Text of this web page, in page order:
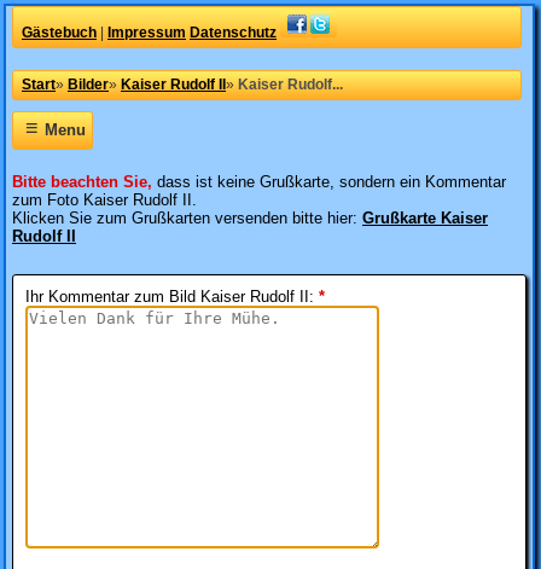
Gästebuch Impressum Datenschutz
Start» Bilder» Kaiser Rudolf II » Kaiser Rudolf...
≡Menu
Bitte beachten Sie, dass ist keine Grußkarte, sondern ein Kommentar
zum Foto Kaiser Rudolf II.
Klicken Sie zum Grußkarten versenden bitte hier: Grußkarte Kaiser
Rudolf II
Ihr Kommentar zum Bild Kaiser Rudolf II : *